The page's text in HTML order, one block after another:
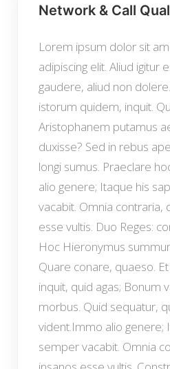
Network & Call
Lorem ipsum dolor sit
adipiscing elit. Aliud igitur
gaudere, aliud non
istorum quidem, inquit.
Aristophanem putamus
duxisse? Sed in rebus
longi sumus. Praeclare
alio genere; Itaque his
vacabit. Omnia contraria,
esse vultis. Duo Reges:
Hoc Hieronymus
Quare conare, quaeso.
inquit, quid agas; Bonum
morbus. Quid sequatur,
vident.Immo alio genere;
semper vacabit. Omnia